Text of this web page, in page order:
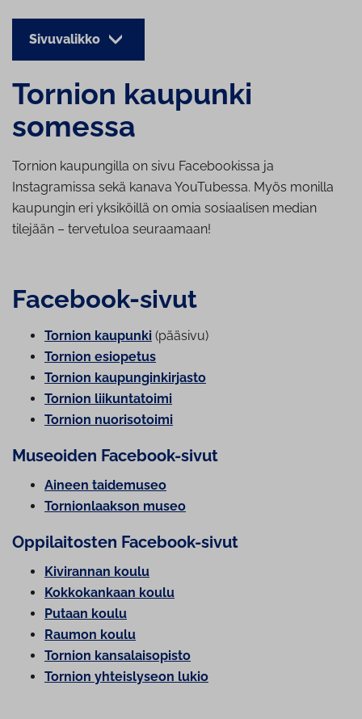
Sivuvalikko
Tornion kaupunki
somessa
Tornion kaupungilla on sivu Facebookissa ja
Instagramissa sekä kanava YouTubessa. Myös monilla
kaupungin eri yksiköillä on omia sosiaalisen median
tilejään – tervetuloa seuraamaan!
Facebook-sivut
Tornion kaupunki (pääsivu)
Tornion esiopetus
Tornion kau­pun­gin­kir­jas­to
Tornion lii­kun­ta­toi­mi
Tornion nuo­ri­so­toi­mi
Museoiden Facebook-sivut
Aineen taidemuseo
Tor­nion­laak­son museo
Op­pi­lai­tos­ten Facebook-sivut
Kivirannan koulu
Kok­ko­kan­kaan koulu
Putaan koulu
Raumon koulu
Tornion kan­sa­lais­opis­to
Tornion yh­teis­ly­seon lukio